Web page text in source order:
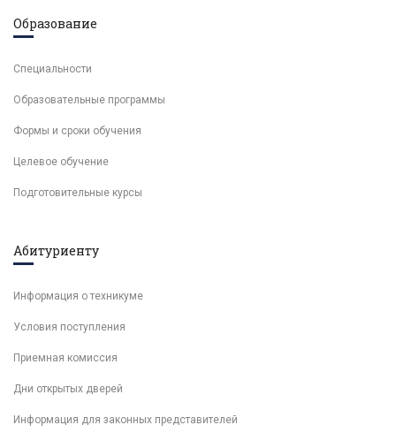
Образование
Специальности
Образовательные программы
Формы и сроки обучения
Целевое обучение
Подготовительные курсы
Абитуриенту
Информация о техникуме
Условия поступления
Приемная комиссия
Дни открытых дверей
Информация для законных представителей